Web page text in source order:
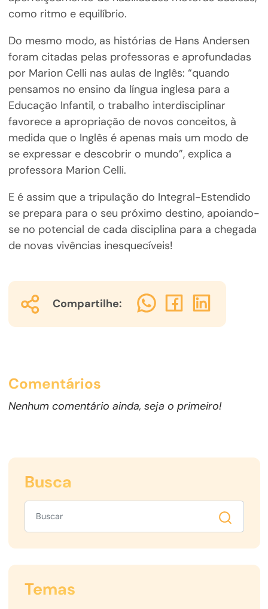
como ritmo e equilíbrio.
Do mesmo modo, as histórias de Hans Andersen
foram citadas pelas professoras e aprofundadas
por Marion Celli nas aulas de Inglês: “quando
pensamos no ensino da língua inglesa para a
Educação Infantil, o trabalho interdisciplinar
favorece a apropriação de novos conceitos, à
medida que o Inglês é apenas mais um modo de
se expressar e descobrir o mundo”, explica a
professora Marion Celli.
E é assim que a tripulação do Integral-Estendido
se prepara para o seu próximo destino, apoiando-
se no potencial de cada disciplina para a chegada
de novas vivências inesquecíveis!
Compartilhe:
Comentários
Nenhum comentário ainda, seja o primeiro!
Busca
Temas